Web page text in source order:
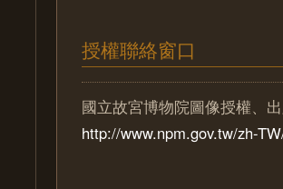
授權聯絡窗口
國立故宮博物院圖像授權、
http://www.npm.gov.tw/zh-